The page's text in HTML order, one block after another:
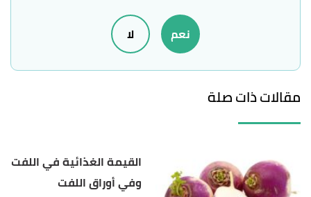
"Broccoli 101: Nutrition Facts and Health
healthline
, Retrieved 18/5/2022. Edited.
^
"Health Benefits of Broccoli"
,webmd,
نعم لا
مقالات ذات صلة
القيمة الغذائية في اللفت
وفي أوراق اللفت